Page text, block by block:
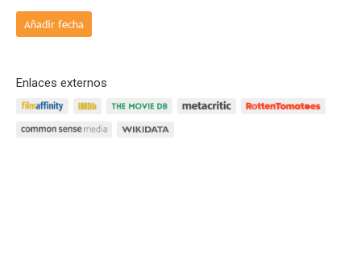
Añadir fecha
Enlaces externos